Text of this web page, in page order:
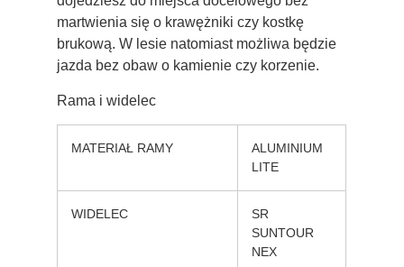
martwienia się o krawężniki czy kostkę
brukową. W lesie natomiast możliwa będzie
jazda bez obaw o kamienie czy korzenie.
Rama i widelec
MATERIAŁ RAMY
ALUMINIUM
LITE
WIDELEC
SR
SUNTOUR
NEX